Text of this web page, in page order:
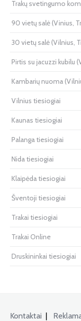
Trakų svetingumo
90 vietų salė (Vinius,
30 vietų salė (Vilnius,
Pirtis su jacuzzi kubilu
Kambarių nuoma
Vilnius tiesiogiai
Kaunas tiesiogiai
Palanga tiesiogiai
Nida tiesiogiai
Klaipėda tiesiogiai
Šventoji tiesiogiai
Trakai tiesiogiai
Trakai Online
Druskininkai tiesiogiai
Kontaktai |